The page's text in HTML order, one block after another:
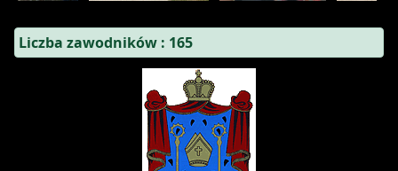
Liczba zawodników : 165